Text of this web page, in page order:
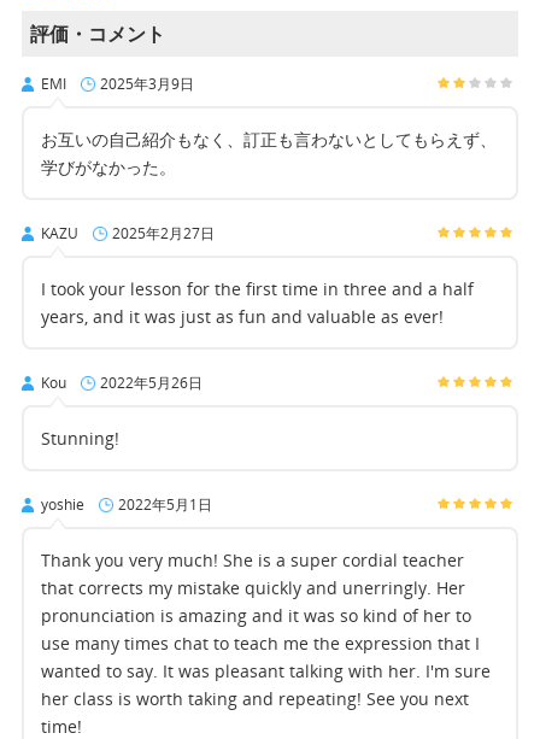
評価・コメント
EMI 2025年3月9日
お互いの自己紹介もなく、訂正も言わないとしてもらえず、
学びがなかった。
KAZU 2025年2月27日
I took your lesson for the first time in three and a half
years, and it was just as fun and valuable as ever!
Kou 2022年5月26日
Stunning!
yoshie 2022年5月1日
Thank you very much! She is a super cordial teacher
that corrects my mistake quickly and unerringly. Her
pronunciation is amazing and it was so kind of her to
use many times chat to teach me the expression that I
wanted to say. It was pleasant talking with her. I'm sure
her class is worth taking and repeating! See you next
time!